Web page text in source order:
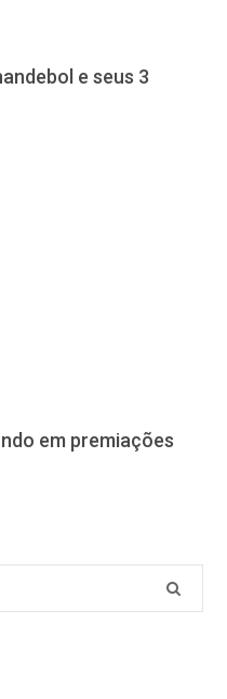
e seus 3
em premiações